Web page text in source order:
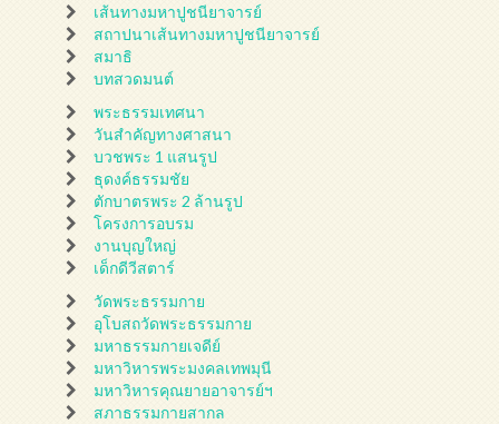
เส้นทางมหาปูชนียาจารย์
สถาปนาเส้นทางมหาปูชนียาจารย์
สมาธิ
บทสวดมนต์
พระธรรมเทศนา
วันสำคัญทางศาสนา
บวชพระ 1 แสนรูป
ธุดงค์ธรรมชัย
ตักบาตรพระ 2 ล้านรูป
โครงการอบรม
งานบุญใหญ่
เด็กดีวีสตาร์
วัดพระธรรมกาย
อุโบสถวัดพระธรรมกาย
มหาธรรมกายเจดีย์
มหาวิหารพระมงคลเทพมุนี
มหาวิหารคุณยายอาจารย์ฯ
สภาธรรมกายสากล